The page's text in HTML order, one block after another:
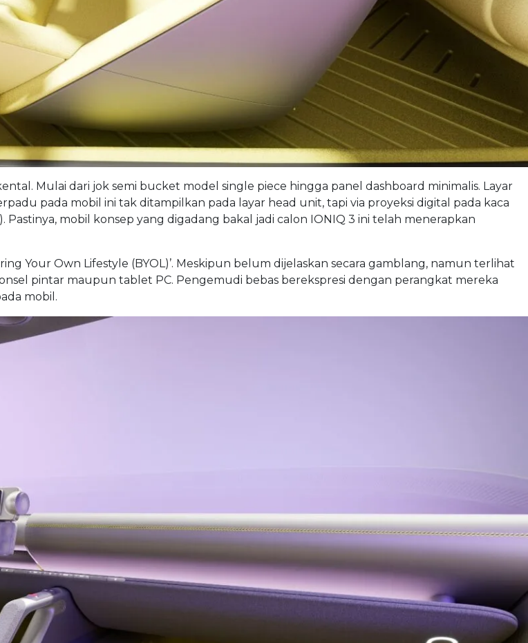
Mulai dari jok semi bucket model single piece hingga panel dashboard minimalis. Layar
pada mobil ini tak ditampilkan pada layar head unit, tapi via proyeksi digital pada kaca
mobil konsep yang digadang bakal jadi calon IONIQ 3 ini telah menerapkan
Your Own Lifestyle (BYOL)’. Meskipun belum dijelaskan secara gamblang, namun terlihat
pintar maupun tablet PC. Pengemudi bebas berekspresi dengan perangkat mereka
mobil.